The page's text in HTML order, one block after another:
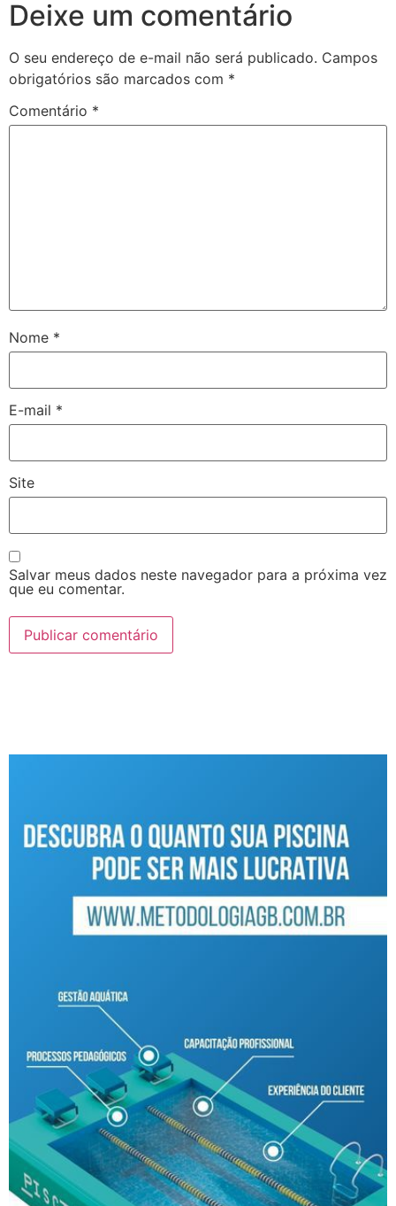
Deixe um comentário
O seu endereço de e-mail não será publicado. Campos
obrigatórios são marcados com *
Comentário *
Nome *
E-mail *
Site
Salvar meus dados neste navegador para a próxima vez
que eu comentar.